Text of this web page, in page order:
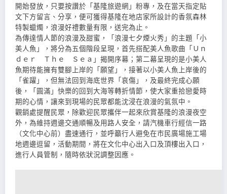
開始發放，只要按讚於「基隆旅遊網」粉專，及在當天指定貼
文下方留言、分享，便可獲得基隆在地店家所設計的香氛森林
特製蠟燭，浪漫好禮數量有限，送完為止。
為傳達情人節的浪漫及甜蜜，「浪漫七夕煙火秀」的主題「小
美人魚」，將分為五個階段呈現，首先搭配美人魚歌曲「Ｕｎ
ｄｅｒ Ｔｈｅ Ｓｅａ」揭開序幕；第二幕呈現的是小美人
魚期待能擁有雙腳上岸的「願望」，接著以小美人魚上岸後的
「雀躍」，但無法回到海底世界「哀傷」，及最終完成心願
後，「圓滿」快樂的回到大海等轉折情節，使大家重拾戀愛時
期的心情，讓來到現場的民眾都能沈浸在浪漫的氣氛中。
觀銷處提醒民眾，除歡迎民眾攜伴一起來欣賞基隆的浪漫夜空
外，為維持週邊交通順暢及用路人安全，請汽機車行經信一路
（文化中心前）盡速通行，並呼籲行人避免在市民廣場施工場
地週邊逗留，活動期間，將在文化中心出入口及頂樓出入口，
進行人員管制，隨時依狀況調整因應。